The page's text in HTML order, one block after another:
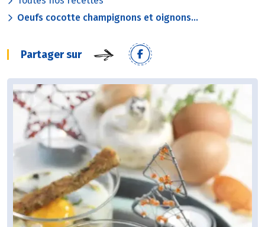
Oeufs cocotte champignons et oignons...
Partager sur